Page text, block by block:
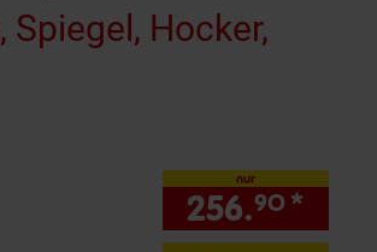
Hocker,
nur
256.90 *